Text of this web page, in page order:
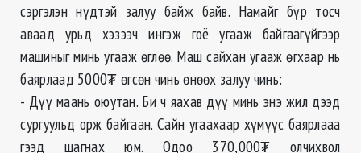
сэргэлэн нүдтэй залуу байж байв. Намайг бүр тосч
аваад урьд хэзээч ингэж гоё угааж байгаагүйгээр
машиныг минь угааж өглөө. Маш сайхан угааж өгхаар нь
баярлаад 5000₮ өгсөн чинь өнөөх залуу чинь:
- Дүү маань оюутан. Би ч яахав дүү минь энэ жил дээд
сургуульд орж байгаан. Сайн угаахаар хүмүүс баярлааа
гээд шагнах юм. Одоо 370,000₮ олчихвол